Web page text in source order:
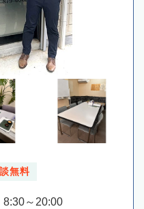
無料
8:30～20:00